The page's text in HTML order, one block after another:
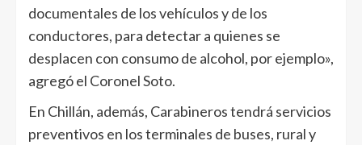
documentales de los vehículos y de los
conductores, para detectar a quienes se
desplacen con consumo de alcohol, por ejemplo»,
agregó el Coronel Soto.
En Chillán, además, Carabineros tendrá servicios
preventivos en los terminales de buses, rural y